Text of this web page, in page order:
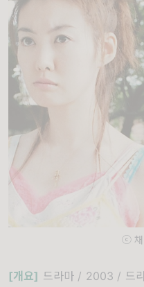
ⓒ 채
[개요] 드라마 / 2003 / 드